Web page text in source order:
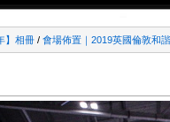
】相冊 / 會場佈置｜2019英國倫敦和